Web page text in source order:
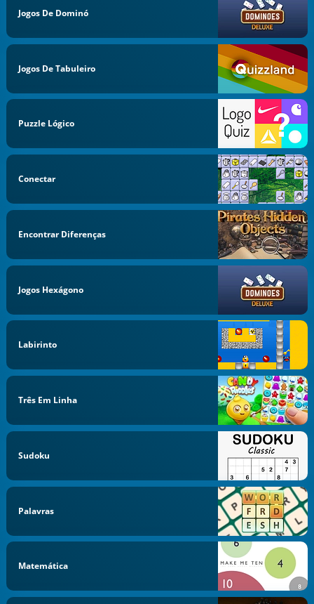
Jogos De Dominó
Jogos De Tabuleiro
Puzzle Lógico
Conectar
Encontrar Diferenças
Jogos Hexágono
Labirinto
Três Em Linha
Sudoku
Palavras
Matemática